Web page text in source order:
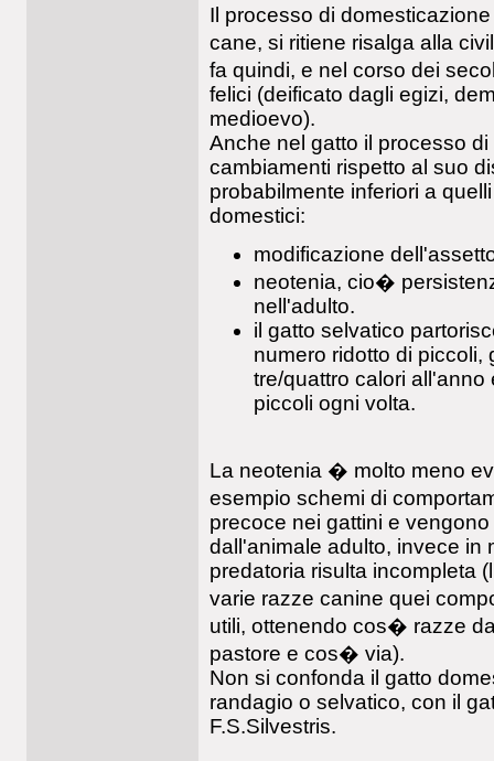
Il processo di
cane, si ritiene risalga alla
fa quindi, e nel corso dei
felici (deificato dagli egizi,
medioevo).
Anche nel gatto il processo
cambiamenti rispetto al suo
probabilmente inferiori a
domestici:
modificazione
neotenia, cio�
nell'adulto.
il gatto selvatico
numero ridotto di piccoli,
tre/quattro calori
piccoli ogni volta.
La neotenia � molto meno
esempio schemi di
precoce nei gattini e
dall'animale adulto, invece in
predatoria risulta incompleta
varie razze canine quei
utili, ottenendo cos� razze
pastore e cos� via).
Non si confonda il gatto
randagio o selvatico, con il
F.S.Silvestris.